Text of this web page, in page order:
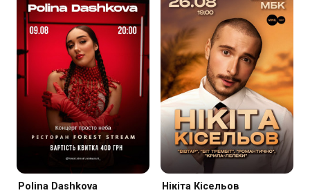
Polina Dashkova Нікіта Кісельов